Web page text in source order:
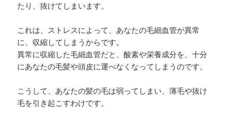
たり、抜けてしまいます。
これは、ストレスによって、あなたの毛細血管が異常
に、収縮してしまうからです。
異常に収縮した毛細血管だと、酸素や栄養成分を、十分
にあなたの毛髪や頭皮に運べなくなってしまうのです。
こうして、あなたの髪の毛は弱ってしまい、薄毛や抜け
毛を引き起こすわけです。